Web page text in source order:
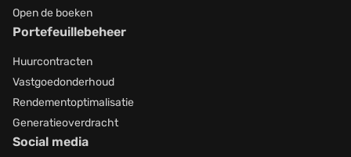
Open de boeken
Portefeuillebeheer
Huurcontracten
Vastgoedonderhoud
Rendementoptimalisatie
Generatieoverdracht
Social media